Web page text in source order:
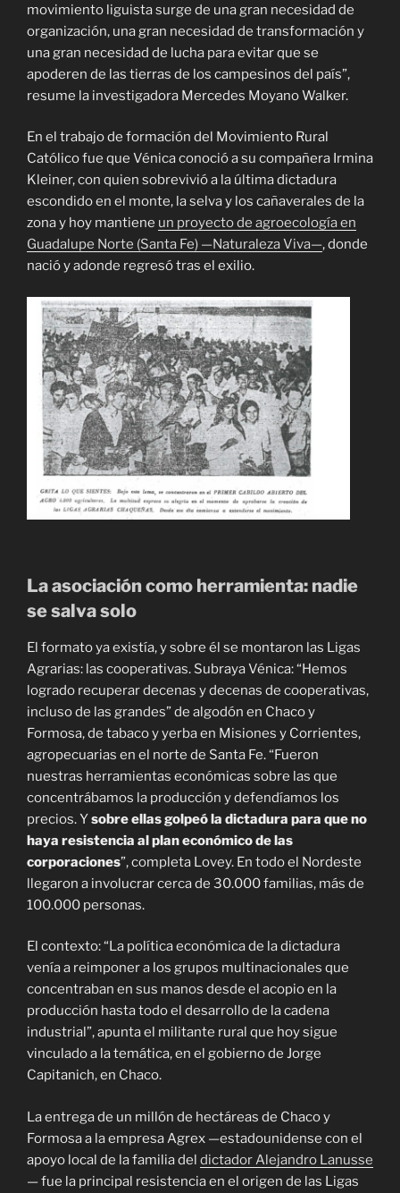
movimiento liguista surge de una gran necesidad de
organización, una gran necesidad de transformación y
una gran necesidad de lucha para evitar que se
apoderen de las tierras de los campesinos del país”,
resume la investigadora Mercedes Moyano Walker.
En el trabajo de formación del Movimiento Rural
Católico fue que Vénica conoció a su compañera Irmina
Kleiner, con quien sobrevivió a la última dictadura
escondido en el monte, la selva y los cañaverales de la
zona y hoy mantiene un proyecto de agroecología en
Guadalupe Norte (Santa Fe) —Naturaleza Viva—, donde
nació y adonde regresó tras el exilio.
La asociación como herramienta: nadie
se salva solo
El formato ya existía, y sobre él se montaron las Ligas
Agrarias: las cooperativas. Subraya Vénica: “Hemos
logrado recuperar decenas y decenas de cooperativas,
incluso de las grandes” de algodón en Chaco y
Formosa, de tabaco y yerba en Misiones y Corrientes,
agropecuarias en el norte de Santa Fe. “Fueron
nuestras herramientas económicas sobre las que
concentrábamos la producción y defendíamos los
precios. Ysobre ellas golpeó la dictadura para que no
haya resistencia al plan económico de las
corporaciones”, completa Lovey. En todo el Nordeste
llegaron a involucrar cerca de 30.000 familias, más de
100.000 personas.
El contexto: “La política económica de la dictadura
venía a reimponer a los grupos multinacionales que
concentraban en sus manos desde el acopio en la
producción hasta todo el desarrollo de la cadena
industrial”, apunta el militante rural que hoy sigue
vinculado a la temática, en el gobierno de Jorge
Capitanich, en Chaco.
La entrega de un millón de hectáreas de Chaco y
Formosa a la empresa Agrex —estadounidense con el
apoyo local de la familia del dictador Alejandro Lanusse
— fue la principal resistencia en el origen de las Ligas